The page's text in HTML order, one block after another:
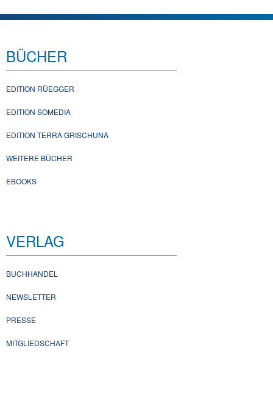
BÜCHER
EDITION RÜEGGER
EDITION SOMEDIA
EDITION TERRA GRISCHUNA
WEITERE BÜCHER
EBOOKS
VERLAG
BUCHHANDEL
NEWSLETTER
PRESSE
MITGLIEDSCHAFT